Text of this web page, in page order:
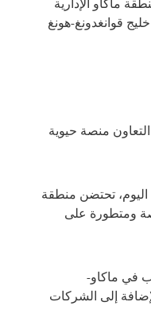
قوانغدونغ-هونغ
منصة حيوية
اليوم، تحتضن منطقة
و268 شركة وطنية للتكنولوجيا العالية، و41 شركة متخصصة ومتطورة على
في ماكاو-
إلى الشركات